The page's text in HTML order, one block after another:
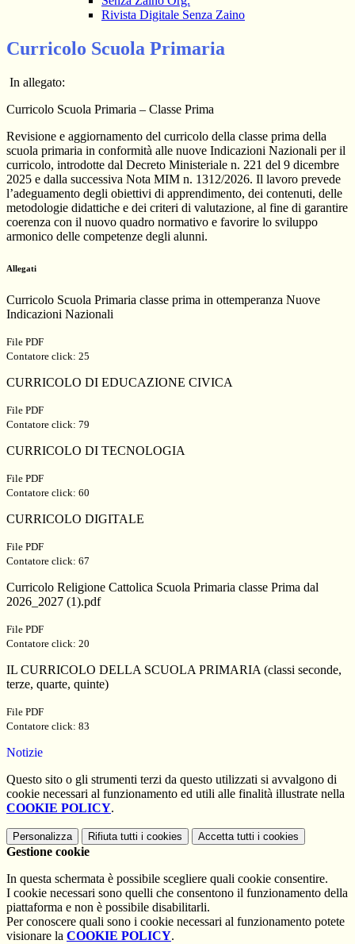
Rivista Digitale Senza Zaino
Curricolo Scuola Primaria
In allegato:
Curricolo Scuola Primaria – Classe Prima
Revisione e aggiornamento del curricolo della classe prima della
scuola primaria in conformità alle nuove Indicazioni Nazionali per il
curricolo, introdotte dal Decreto Ministeriale n. 221 del 9 dicembre
2025 e dalla successiva Nota MIM n. 1312/2026. Il lavoro prevede
l’adeguamento degli obiettivi di apprendimento, dei contenuti, delle
metodologie didattiche e dei criteri di valutazione, al fine di garantire
coerenza con il nuovo quadro normativo e favorire lo sviluppo
armonico delle competenze degli alunni.
Allegati
Curricolo Scuola Primaria classe prima in ottemperanza Nuove
Indicazioni Nazionali
File PDF
Contatore click: 25
CURRICOLO DI EDUCAZIONE CIVICA
File PDF
Contatore click: 79
CURRICOLO DI TECNOLOGIA
File PDF
Contatore click: 60
CURRICOLO DIGITALE
File PDF
Contatore click: 67
Curricolo Religione Cattolica Scuola Primaria classe Prima dal
2026_2027 (1).pdf
File PDF
Contatore click: 20
IL CURRICOLO DELLA SCUOLA PRIMARIA (classi seconde,
terze, quarte, quinte)
File PDF
Contatore click: 83
Notizie
Questo sito o gli strumenti terzi da questo utilizzati si avvalgono di
cookie necessari al funzionamento ed utili alle finalità illustrate nella
COOKIE POLICY.
Personalizza Rifiuta tutti i cookies Accetta tutti i cookies
Gestione cookie
In questa schermata è possibile scegliere quali cookie consentire.
I cookie necessari sono quelli che consentono il funzionamento della
piattaforma e non è possibile disabilitarli.
Per conoscere quali sono i cookie necessari al funzionamento potete
visionare la COOKIE POLICY.